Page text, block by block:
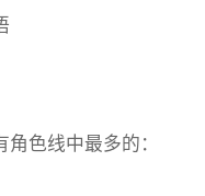
色线中最多的：